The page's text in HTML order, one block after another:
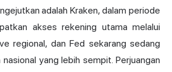
adalah Kraken, dalam periode
akses rekening utama melalui
regional, dan Fed sekarang sedang
yang lebih sempit. Perjuangan